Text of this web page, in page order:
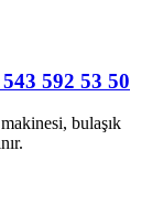
592 53 50
bulaşık